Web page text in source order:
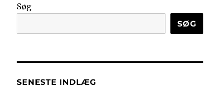
Søg
SØG
SENESTE INDLÆG